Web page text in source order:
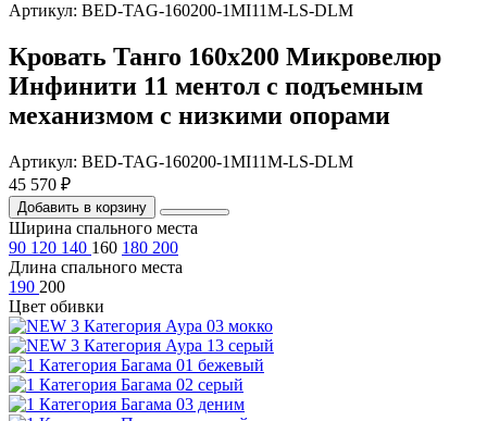
Артикул: BED-TAG-160200-1MI11M-LS-DLM
Кровать Танго 160х200 Микровелюр
Инфинити 11 ментол с подъемным
механизмом с низкими опорами
Артикул: BED-TAG-160200-1MI11M-LS-DLM
45 570 ₽
Добавить в корзину
Ширина спального места
90 120 140 160 180 200
Длина спального места
190 200
Цвет обивки